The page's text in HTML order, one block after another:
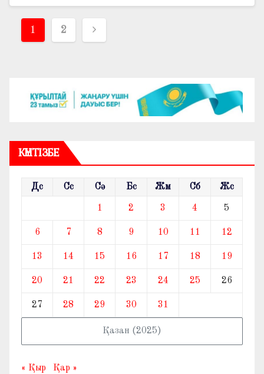
Жазбалар
1 2
КҮНТІЗБЕ
Қазан (2025)
Дс Сс Сә Бс Жм Сб Жс
1 2 3 4 5
6 7 8 9 10 11 12
13 14 15 16 17 18 19
20 21 22 23 24 25 26
27 28 29 30 31
« Қыр Қар »